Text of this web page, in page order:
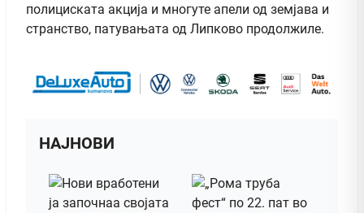
полициската акција и многуте апели од земјава и
странство, патувањата од Липково продолжиле.
НАЈНОВИ